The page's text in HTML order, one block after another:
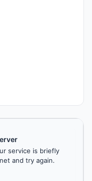
service is briefly
and try again.